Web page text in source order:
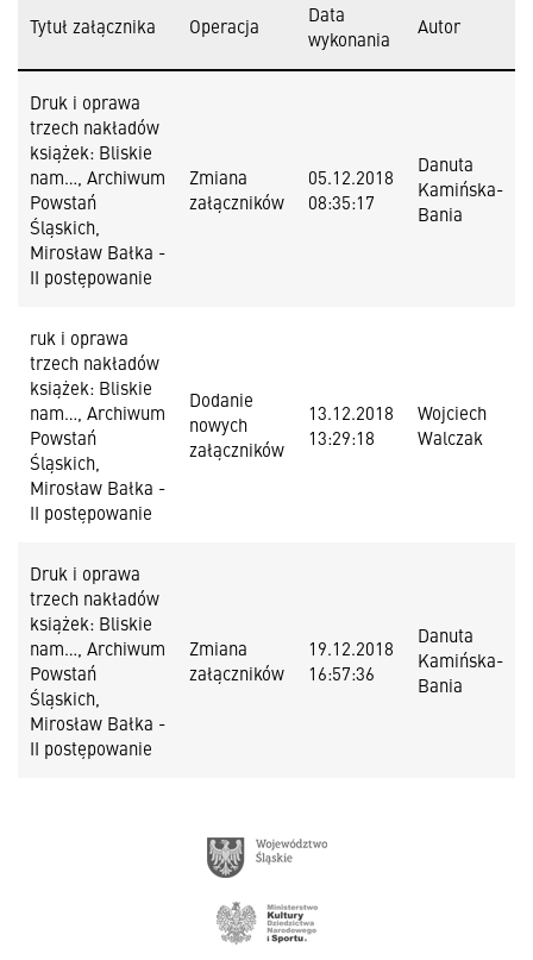
Tytuł załącznika Operacja
Data
wykonania
Autor
Druk i oprawa
trzech nakładów
książek: Bliskie
nam…, Archiwum
Powstań
Śląskich,
Mirosław Bałka -
II postępowanie
Zmiana
załączników
05.12.2018
08:35:17
Danuta
Kamińska-
Bania
ruk i oprawa
trzech nakładów
książek: Bliskie
nam…, Archiwum
Powstań
Śląskich,
Mirosław Bałka -
II postępowanie
Dodanie
nowych
załączników
13.12.2018
13:29:18
Wojciech
Walczak
Druk i oprawa
trzech nakładów
książek: Bliskie
nam…, Archiwum
Powstań
Śląskich,
Mirosław Bałka -
II postępowanie
Zmiana
załączników
19.12.2018
16:57:36
Danuta
Kamińska-
Bania